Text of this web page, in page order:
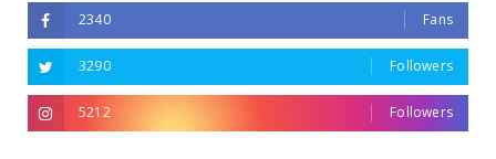
2340 Fans
3290 Followers
5212 Followers